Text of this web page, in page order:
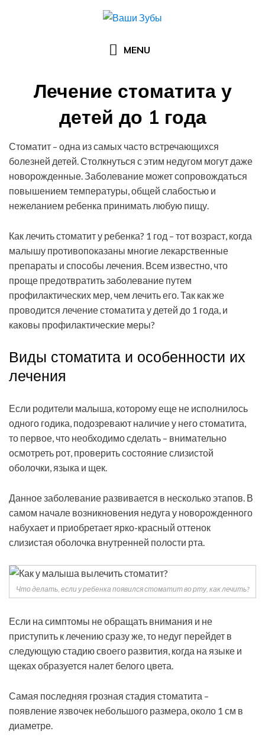
MENU
Лечение стоматита у
детей до 1 года
byАндрей Виноградов
19.12.2015
Стоматит – одна из самых часто встречающихся
болезней детей. Столкнуться с этим недугом могут даже
новорожденные. Заболевание может сопровождаться
повышением температуры, общей слабостью и
нежеланием ребенка принимать любую пищу.
Как лечить стоматит у ребенка? 1 год – тот возраст, когда
малышу противопоказаны многие лекарственные
препараты и способы лечения. Всем известно, что
проще предотвратить заболевание путем
профилактических мер, чем лечить его. Так как же
проводится лечение стоматита у детей до 1 года, и
каковы профилактические меры?
Виды стоматита и особенности их
лечения
Если родители малыша, которому еще не исполнилось
одного годика, подозревают наличие у него стоматита,
то первое, что необходимо сделать – внимательно
осмотреть рот, проверить состояние слизистой
оболочки, языка и щек.
Данное заболевание развивается в несколько этапов. В
самом начале возникновения недуга у новорожденного
набухает и приобретает ярко-красный оттенок
слизистая оболочка внутренней полости рта.
Что делать, если у ребенка появился стоматит во рту, как лечить?
Если на симптомы не обращать внимания и не
приступить к лечению сразу же, то недуг перейдет в
следующую стадию своего развития, когда на языке и
щеках образуется налет белого цвета.
Самая последняя грозная стадия стоматита –
появление язвочек небольшого размера, около 1 см в
диаметре.